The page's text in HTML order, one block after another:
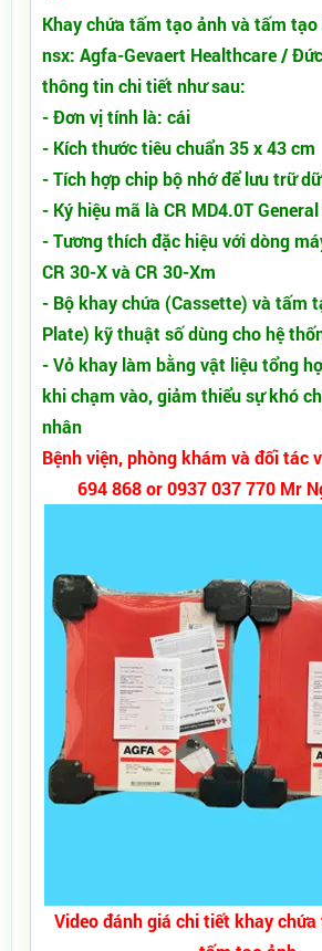
Khay chứa tấm tạo ảnh và tấm
nsx: Agfa-Gevaert Healthcare /
thông tin chi tiết như sau:
- Đơn vị tính là: cái
- Kích thước tiêu chuẩn 35 x 43 cm
- Tích hợp chip bộ nhớ để lưu trữ
- Ký hiệu mã là CR MD4.0T
- Tương thích đặc hiệu với dòng
CR 30-X và CR 30-Xm
- Bộ khay chứa (Cassette) và tấm
Plate) kỹ thuật số dùng cho hệ
- Vỏ khay làm bằng vật liệu tổng
khi chạm vào, giảm thiểu sự khó
nhân
Bệnh viện, phòng khám và đối tác
694 868 or 0937 037 770 Mr
Video đánh giá chi tiết khay